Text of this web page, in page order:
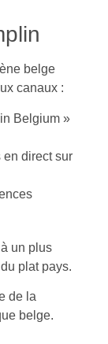
belge
canaux :
Belgium »
en direct sur
un plus
plat pays.
de la
belge.